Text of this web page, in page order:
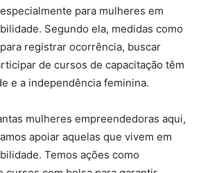
para mulheres em
Segundo ela, medidas como
registrar ocorrência, buscar
de cursos de capacitação têm
e a independência feminina.
mulheres empreendedoras aqui,
apoiar aquelas que vivem em
Temos ações como